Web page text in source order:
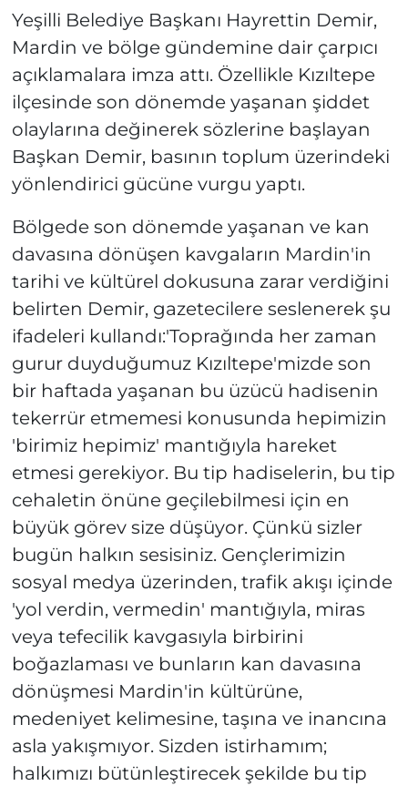
Yeşilli Belediye Başkanı Hayrettin Demir,
Mardin ve bölge gündemine dair çarpıcı
açıklamalara imza attı. Özellikle Kızıltepe
ilçesinde son dönemde yaşanan şiddet
olaylarına değinerek sözlerine başlayan
Başkan Demir, basının toplum üzerindeki
yönlendirici gücüne vurgu yaptı.
Bölgede son dönemde yaşanan ve kan
davasına dönüşen kavgaların Mardin'in
tarihi ve kültürel dokusuna zarar verdiğini
belirten Demir, gazetecilere seslenerek şu
ifadeleri kullandı:'Toprağında her zaman
gurur duyduğumuz Kızıltepe'mizde son
bir haftada yaşanan bu üzücü hadisenin
tekerrür etmemesi konusunda hepimizin
'birimiz hepimiz' mantığıyla hareket
etmesi gerekiyor. Bu tip hadiselerin, bu tip
cehaletin önüne geçilebilmesi için en
büyük görev size düşüyor. Çünkü sizler
bugün halkın sesisiniz. Gençlerimizin
sosyal medya üzerinden, trafik akışı içinde
'yol verdin, vermedin' mantığıyla, miras
veya tefecilik kavgasıyla birbirini
boğazlaması ve bunların kan davasına
dönüşmesi Mardin'in kültürüne,
medeniyet kelimesine, taşına ve inancına
asla yakışmıyor. Sizden istirhamım;
halkımızı bütünleştirecek şekilde bu tip